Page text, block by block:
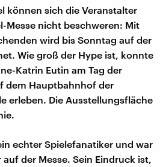
können sich die Veranstalter
Messe nicht beschweren: Mit
wird bis Sonntag auf der
Wie groß der Hype ist, konnte
Katrin Eutin am Tag der
dem Hauptbahnhof der
erleben. Die Ausstellungsfläche
echter Spielefanatiker und war
der Messe. Sein Eindruck ist,